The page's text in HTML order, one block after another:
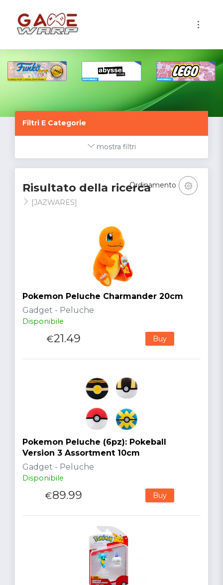
Filtri E Categorie
mostra filtri
Risultato della ricerca
[JAZWARES]
Ordinamento
Pokemon Peluche Charmander 20cm
Gadget - Peluche
Disponibile
€21.49 Buy
Pokemon Peluche (6pz): Pokeball
Version 3 Assortment 10cm
Gadget - Peluche
Disponibile
€89.99 Buy